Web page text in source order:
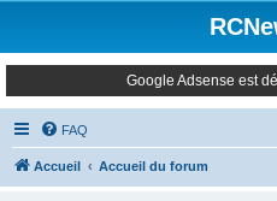
Google Adsense est
FAQ
Accueil Accueil du forum
Panneau de gestion des cookies